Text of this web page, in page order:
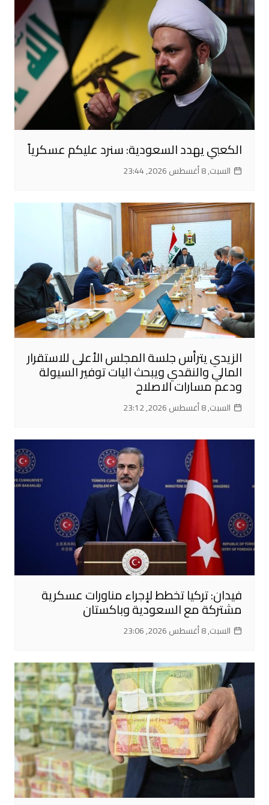
الكعبي يهدد السعودية: سنرد عليكم عسكرياً
السبت, 8 أغسطس 2026, 23:44
الزيدي يترأس جلسة المجلس الأعلى للاستقرار
المالي والنقدي ويبحث اليات توفير السيولة
ودعم مسارات الاصلاح
السبت, 8 أغسطس 2026, 23:12
فيدان: تركيا تخطط لإجراء مناورات عسكرية
مشتركة مع السعودية وباكستان
السبت, 8 أغسطس 2026, 23:06